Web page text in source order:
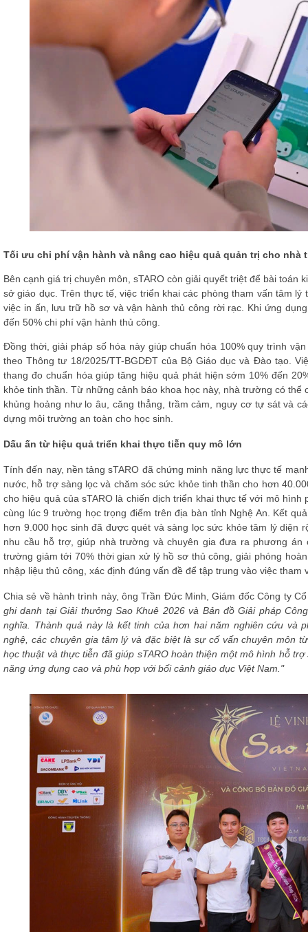
Tối ưu chi phí vận hành và nâng cao hiệu quả quản trị cho nhà
Bên cạnh giá trị chuyên môn, sTARO còn giải quyết triệt để bài
sở giáo dục. Trên thực tế, việc triển khai các phòng tham vấn tâm
việc in ấn, lưu trữ hồ sơ và vận hành thủ công rời rạc. Khi ứng
đến 50% chi phí vận hành thủ công.
Đồng thời, giải pháp số hóa này giúp chuẩn hóa 100% quy trình
theo Thông tư 18/2025/TT-BGDĐT của Bộ Giáo dục và Đào tạo.
thang đo chuẩn hóa giúp tăng hiệu quả phát hiện sớm 10% đến
khỏe tinh thần. Từ những cảnh báo khoa học này, nhà trường có
khủng hoảng như lo âu, căng thẳng, trầm cảm, nguy cơ tự sát và
dựng môi trường an toàn cho học sinh.
Dấu ấn từ hiệu quả triển khai thực tiễn quy mô lớn
Tính đến nay, nền tảng sTARO đã chứng minh năng lực thực tế
nước, hỗ trợ sàng lọc và chăm sóc sức khỏe tinh thần cho hơn
cho hiệu quả của sTARO là chiến dịch triển khai thực tế với mô
cùng lúc 9 trường học trọng điểm trên địa bàn tỉnh Nghệ An. Kết
hơn 9.000 học sinh đã được quét và sàng lọc sức khỏe tâm lý diện
nhu cầu hỗ trợ, giúp nhà trường và chuyên gia đưa ra phương
trường giảm tới 70% thời gian xử lý hồ sơ thủ công, giải phóng
nhập liệu thủ công, xác định đúng vấn đề để tập trung vào việc
Chia sẻ về hành trình này, ông Trần Đức Minh, Giám đốc Công ty
ghi danh tại Giải thưởng Sao Khuê 2026 và Bản đồ Giải pháp
nghĩa. Thành quả này là kết tinh của hơn hai năm nghiên cứu và
nghệ, các chuyên gia tâm lý và đặc biệt là sự cố vấn chuyên môn
học thuật và thực tiễn đã giúp sTARO hoàn thiện một mô hình hỗ
năng ứng dụng cao và phù hợp với bối cảnh giáo dục Việt Nam."